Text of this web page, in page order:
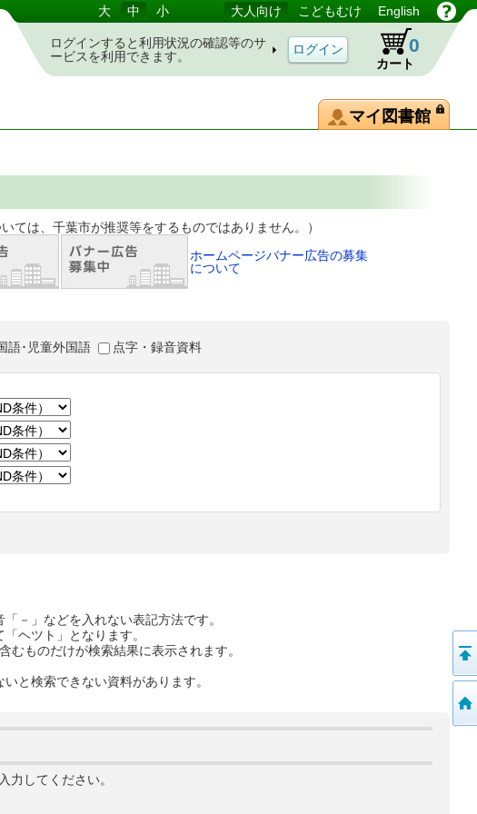
大 中 小 大人向け こどもむけ English
ログインすると利用状況の確認等のサ
ービスを利用できます。
カート
0
マイ図書館
奨等をするものではありません。）
ホームページバナー広告の募集
について
語･児童外国語 点字・録音資料
－」などを入れない表記方法です。
ヘツト」となります。
むものだけが検索結果に表示されます。
と検索できない資料があります。
してください。